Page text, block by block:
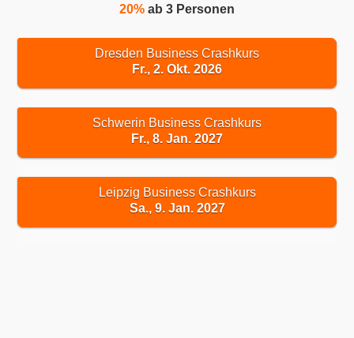
20% ab 3 Personen
Dresden Business Crashkurs
Fr., 2. Okt. 2026
Schwerin Business Crashkurs
Fr., 8. Jan. 2027
Leipzig Business Crashkurs
Sa., 9. Jan. 2027